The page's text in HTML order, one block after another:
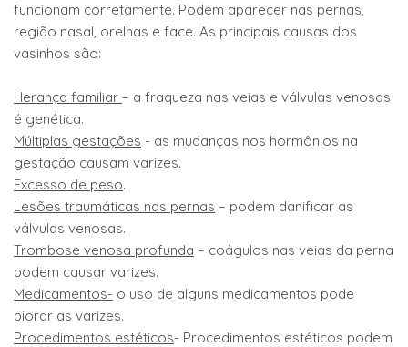
funcionam corretamente. Podem aparecer nas pernas,
região nasal, orelhas e face. As principais causas dos
vasinhos são:
Herança familiar – a fraqueza nas veias e válvulas venosas
é genética.
Múltiplas gestações - as mudanças nos hormônios na
gestação causam varizes.
Excesso de peso.
Lesões traumáticas nas pernas – podem danificar as
válvulas venosas.
Trombose venosa profunda – coágulos nas veias da perna
podem causar varizes.
Medicamentos- o uso de alguns medicamentos pode
piorar as varizes.
Procedimentos estéticos- Procedimentos estéticos podem